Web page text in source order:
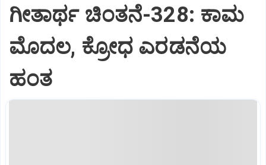
ಗೀತಾರ್ಥ ಚಿಂತನೆ-328: ಕಾಮ
ಮೊದಲ, ಕ್ರೋಧ ಎರಡನೆಯ
ಹಂತ